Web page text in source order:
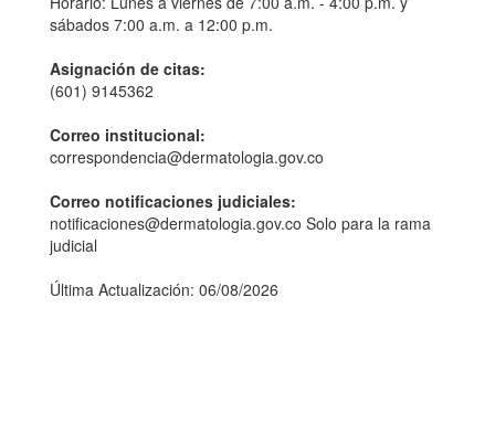
sábados 7:00 a.m. a 12:00 p.m.
Asignación de citas:
(601) 9145362
Correo institucional:
correspondencia@dermatologia.gov.co
Correo notificaciones judiciales:
notificaciones@dermatologia.gov.co Solo para la rama
judicial
Última Actualización: 06/08/2026